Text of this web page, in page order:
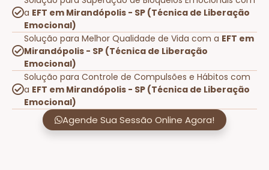
a EFT em Mirandópolis - SP (Técnica de Liberação
Emocional)
Solução para Melhor Qualidade de Vida com a EFT em
Mirandópolis - SP (Técnica de Liberação
Emocional)
Solução para Controle de Compulsões e Hábitos com
a EFT em Mirandópolis - SP (Técnica de Liberação
Emocional)
Agende Sua Sessão Online Agora!